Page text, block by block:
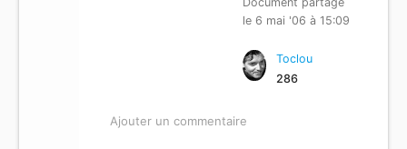
le 6 mai '06 à 15:09
Toclou
286
Ajouter un commentaire